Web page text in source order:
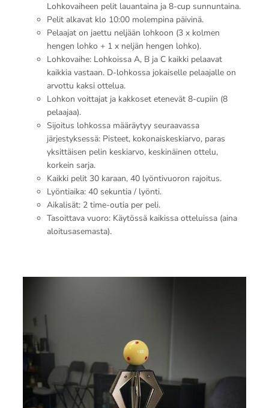
Lohkovaiheen pelit lauantaina ja 8-cup sunnuntaina.
Pelit alkavat klo 10:00 molempina päivinä.
Pelaajat on jaettu neljään lohkoon (3 x kolmen
hengen lohko + 1 x neljän hengen lohko).
Lohkovaihe: Lohkoissa A, B ja C kaikki pelaavat
kaikkia vastaan. D-lohkossa jokaiselle pelaajalle on
arvottu kaksi ottelua.
Lohkon voittajat ja kakkoset etenevät 8-cupiin (8
pelaajaa).
Sijoitus lohkossa määräytyy seuraavassa
järjestyksessä: Pisteet, kokonaiskeskiarvo, paras
yksittäisen pelin keskiarvo, keskinäinen ottelu,
korkein sarja.
Kaikki pelit 30 karaan, 40 lyöntivuoron rajoitus.
Lyöntiaika: 40 sekuntia / lyönti.
Aikalisät: 2 time-outia per peli.
Tasoittava vuoro: Käytössä kaikissa otteluissa (aina
aloitusasemasta).